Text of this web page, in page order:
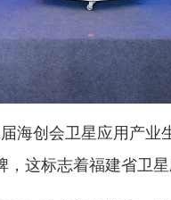
创会卫星应用产业
这标志着福建省卫星